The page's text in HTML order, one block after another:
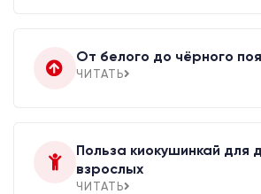
От белого до чёрного
ЧИТАТЬ
Польза киокушинкай для
взрослых
ЧИТАТЬ